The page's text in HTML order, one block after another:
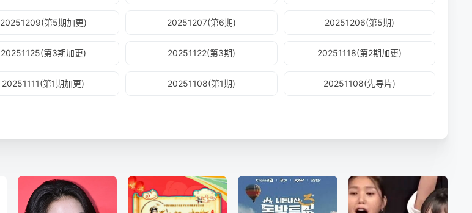
20251209(第5期加更) 20251207(第6期) 20251206(第5期)
20251125(第3期加更) 20251122(第3期) 20251118(第2期加更)
20251111(第1期加更) 20251108(第1期) 20251108(先导片)